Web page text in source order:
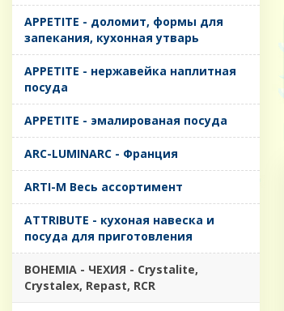
APPETITE - доломит, формы для
запекания, кухонная утварь
APPETITE - нержавейка наплитная
посуда
APPETITE - эмалированая посуда
ARC-LUMINARC - Франция
ARTI-M Весь ассортимент
ATTRIBUTE - кухоная навеска и
посуда для приготовления
BOHEMIA - ЧЕХИЯ - Crystalite,
Crystalex, Repast, RCR